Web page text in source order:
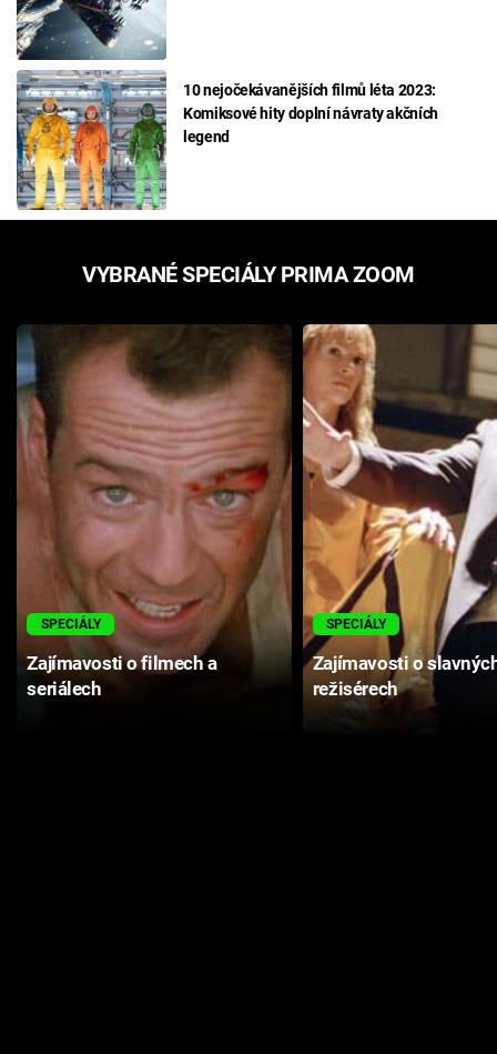
10 nejočekávanějších filmů léta 2023:
Komiksové hity doplní návraty akčních
legend
VYBRANÉ SPECIÁLY PRIMA ZOOM
SPECIÁLY
Zajímavosti o filmech a
seriálech
SPECIÁLY
Zajímavosti o
režisérech